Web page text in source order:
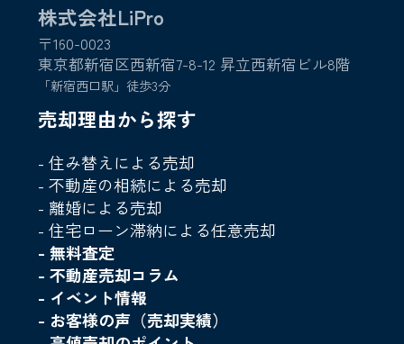
株式会社LiPro
〒160-0023
東京都新宿区西新宿7-8-12 昇立西新宿ビル8階
「新宿西口駅」徒歩3分
売却理由から探す
- 住み替えによる売却
- 不動産の相続による売却
- 離婚による売却
- 住宅ローン滞納による任意売却
- 無料査定
- 不動産売却コラム
- イベント情報
- お客様の声（売却実績）